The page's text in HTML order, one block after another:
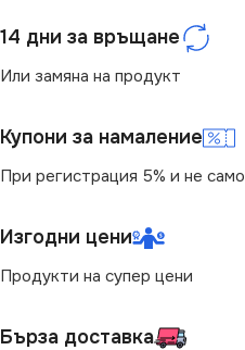
14 дни за връщане
Или замяна на продукт
Купони за намаление
При регистрация 5% и не само
Изгодни цени
Продукти на супер цени
Бърза доставка